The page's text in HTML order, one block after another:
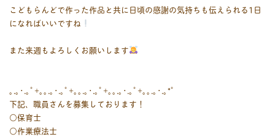
こどもらんどで作った作品と共に日頃の感謝の気持ちも伝えられる1日
になればいいですね
また来週もよろしくお願いします
｡.｡･.｡ﾟ+｡｡.｡･.｡ﾟ+｡｡.｡･.｡ﾟ+｡｡.｡･.｡ﾟ+｡｡.｡･.｡*ﾟ
下記、職員さんを募集しております！
○保育士
○作業療法士